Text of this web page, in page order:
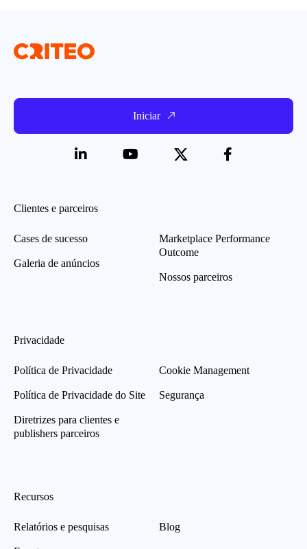
Iniciar
Clientes e parceiros
Cases de sucesso
Galeria de anúncios
Marketplace Performance
Outcome
Nossos parceiros
Privacidade
Política de Privacidade
Política de Privacidade do Site
Diretrizes para clientes e
publishers parceiros
Cookie Management
Segurança
Recursos
Relatórios e pesquisas Blog